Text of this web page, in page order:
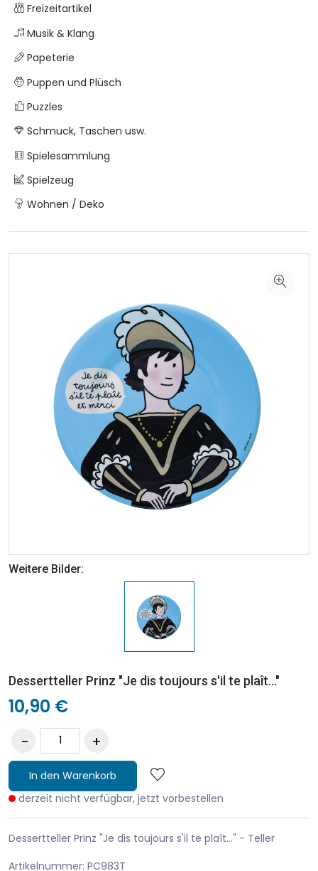
Freizeitartikel
Musik & Klang
Papeterie
Puppen und Plüsch
Puzzles
Schmuck, Taschen usw.
Spielesammlung
Spielzeug
Wohnen / Deko
Weitere Bilder:
Dessertteller Prinz "Je dis toujours s'il te plaît..."
10,90 €
In den Warenkorb
derzeit nicht verfügbar, jetzt vorbestellen
Dessertteller Prinz "Je dis toujours s'il te plaît..." - Teller
Artikelnummer: PC983T